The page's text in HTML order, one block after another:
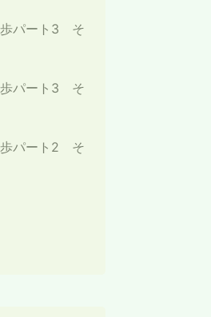
パート3 そ
パート3 そ
パート2 そ